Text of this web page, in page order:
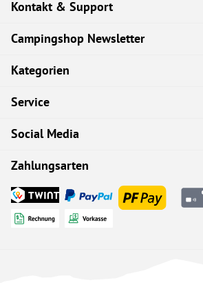
Kontakt & Support
Campingshop Newsletter
Kategorien
Service
Social Media
Zahlungsarten